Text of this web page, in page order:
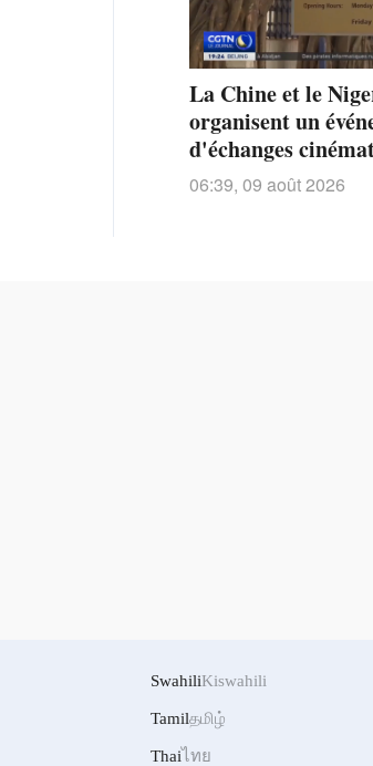
La Chine et le
organisent un
d'échanges
et littéraires
06:39, 09 août 2026
SwahiliKiswahili
Tamilதமிழ்
Thaiไทย